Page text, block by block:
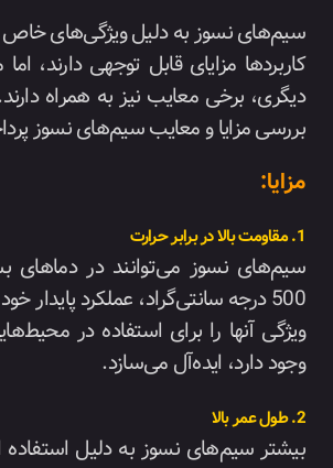
سیم‌های نسوز به دلیل ویژگی‌های خاص
کاربردها مزایای قابل توجهی دارند،
دیگری، برخی معایب نیز به همراه
بررسی مزایا و معایب سیم‌های نسوز
مزایا:
1. مقاومت بالا در برابر حرارت
سیم‌های نسوز می‌توانند در دماهای
500 درجه سانتی‌گراد، عملکرد پایدار
ویژگی آنها را برای استفاده در
وجود دارد، ایده‌آل می‌سازد.
2. طول عمر بالا
بیشتر سیم‌های نسوز به دلیل استفاده